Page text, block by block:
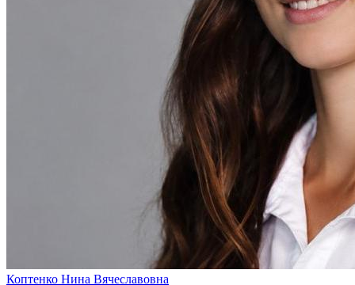
Коптенко Нина Вячеславовна